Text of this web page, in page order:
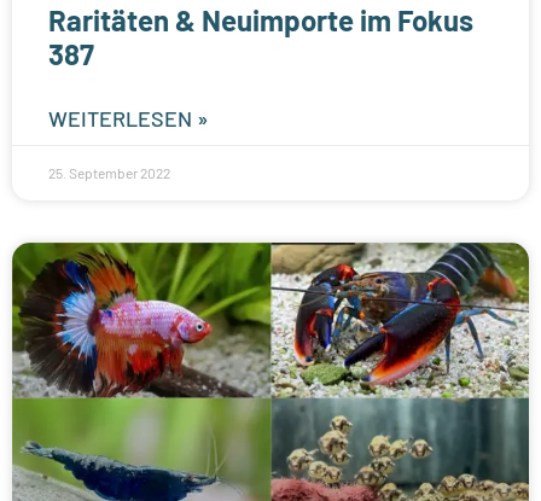
Raritäten & Neuimporte im Fokus
387
WEITERLESEN »
25. September 2022